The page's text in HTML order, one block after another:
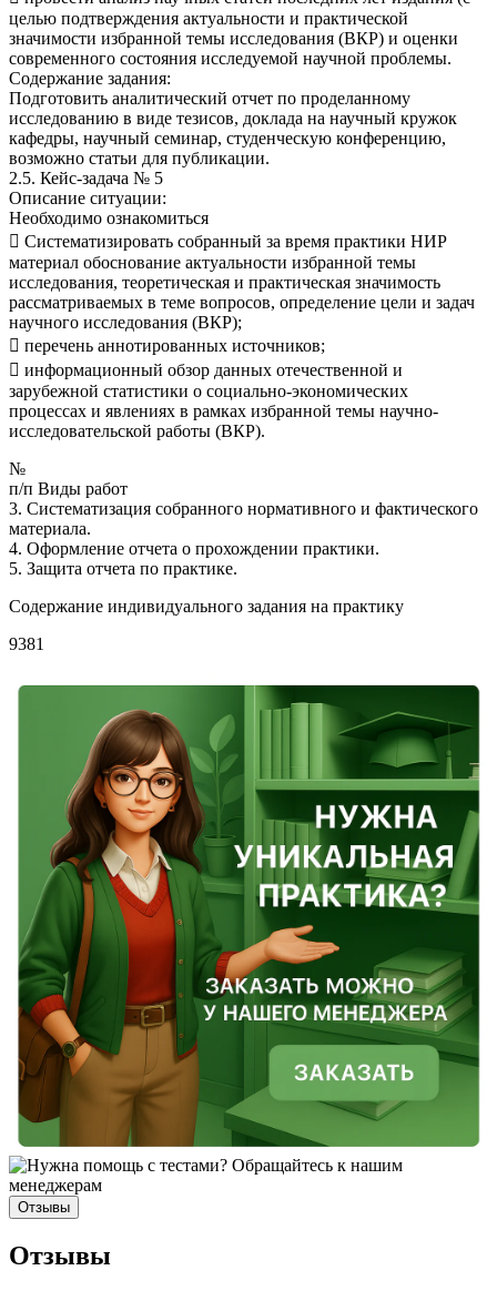
целью подтверждения актуальности и практической
значимости избранной темы исследования (ВКР) и оценки
современного состояния исследуемой научной проблемы.
Содержание задания:
Подготовить аналитический отчет по проделанному
исследованию в виде тезисов, доклада на научный кружок
кафедры, научный семинар, студенческую конференцию,
возможно статьи для публикации.
2.5. Кейс-задача № 5
Описание ситуации:
Необходимо ознакомиться
 Систематизировать собранный за время практики НИР
материал обоснование актуальности избранной темы
исследования, теоретическая и практическая значимость
рассматриваемых в теме вопросов, определение цели и задач
научного исследования (ВКР);
 перечень аннотированных источников;
 информационный обзор данных отечественной и
зарубежной статистики о социально-экономических
процессах и явлениях в рамках избранной темы научно-
исследовательской работы (ВКР).
№
п/п Виды работ
3. Систематизация собранного нормативного и фактического
материала.
4. Оформление отчета о прохождении практики.
5. Защита отчета по практике.
Содержание индивидуального задания на практику
9381
Отзывы
Отзывы